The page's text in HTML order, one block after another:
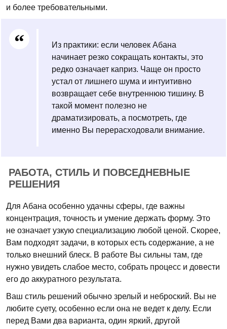
и более требовательными.
Из практики: если человек Абана
начинает резко сокращать контакты, это
редко означает каприз. Чаще он просто
устал от лишнего шума и интуитивно
возвращает себе внутреннюю тишину. В
такой момент полезно не
драматизировать, а посмотреть, где
именно Вы перерасходовали внимание.
РАБОТА, СТИЛЬ И ПОВСЕДНЕВНЫЕ
РЕШЕНИЯ
Для Абана особенно удачны сферы, где важны
концентрация, точность и умение держать форму. Это
не означает узкую специализацию любой ценой. Скорее,
Вам подходят задачи, в которых есть содержание, а не
только внешний блеск. В работе Вы сильны там, где
нужно увидеть слабое место, собрать процесс и довести
его до аккуратного результата.
Ваш стиль решений обычно зрелый и неброский. Вы не
любите суету, особенно если она не ведет к делу. Если
перед Вами два варианта, один яркий, другой